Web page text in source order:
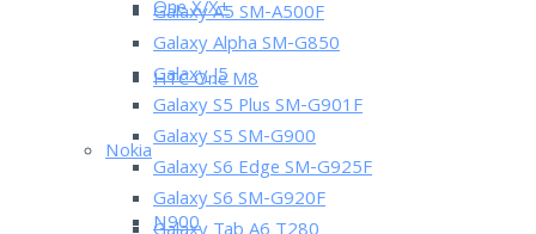
One X/X+
HTC One M8
Nokia
N900
Galaxy A5 SM-A500F
Galaxy Alpha SM-G850
Galaxy J5
Galaxy S5 Plus SM-G901F
Galaxy S5 SM-G900
Galaxy S6 Edge SM-G925F
Galaxy S6 SM-G920F